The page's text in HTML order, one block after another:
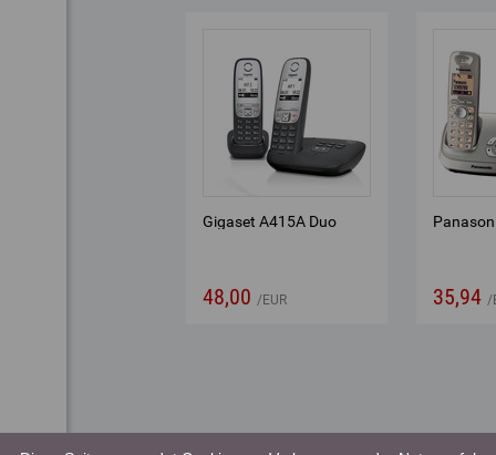
Gigaset A415A Duo
48,00 EUR 35,94